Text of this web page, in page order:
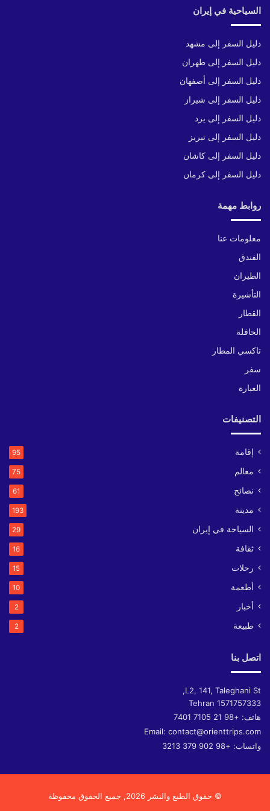
السياحية في إيران
دليل السفر إلى مشهد
دليل السفر إلى طهران
دليل السفر إلى أصفهان
دليل السفر إلى شيراز
دليل السفر إلى يزد
دليل السفر إلى تبريز
دليل السفر إلى كاشان
دليل السفر إلى كرمان
روابط مهمة
معلومات عنا
الفندق
الطيران
التأشيرة
القطار
الحافلة
تاكسي المطار
سفر
العبارة
التصنيفات
إقامة 95
معالم 75
نصائح 61
مدينة 193
السياحة في إيران 29
ثقافة 16
رحلات 15
أطعمة 10
أخبار 2
طبيعة 2
اتصل بنا
L2, 141, Taleghani St,
Tehran 1571757333
هاتف: +98 21 7105 7401
Email: contact@orienttrips.com
واتساب: +98 902 379 3213
© حقوق الطبع والنشر 2026, جميع الحقوق محفوظة